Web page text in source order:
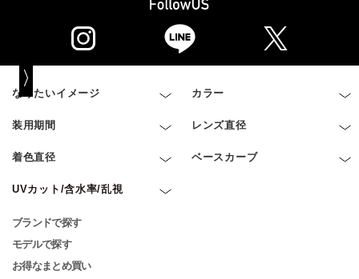
なりたいイメージ カラー
装用期間 レンズ直径
着色直径 ベースカーブ
UVカット/含水率/乱視
ブランドで探す
モデルで探す
お得なまとめ買い